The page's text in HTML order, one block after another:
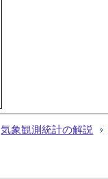
気象観測統計の解説